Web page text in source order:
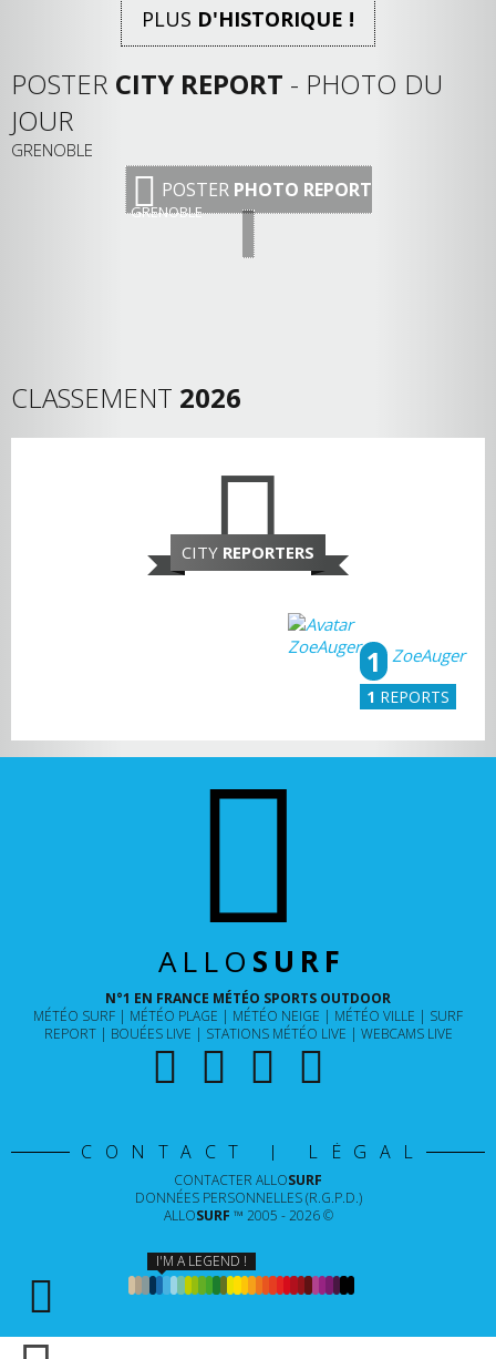
PLUS D'HISTORIQUE !
POSTER CITY REPORT - PHOTO DU
JOUR
GRENOBLE
POSTER PHOTO REPORT
GRENOBLE
CLASSEMENT 2026
CITY REPORTERS
ZoeAuger
1
1 REPORTS
ALLO SURF
N°1 EN FRANCE MÉTÉO SPORTS OUTDOOR
MÉTÉO SURF
MÉTÉO PLAGE MÉTÉO NEIGE MÉTÉO VILLE
SURF
REPORT
BOUÉES LIVE STATIONS MÉTÉO LIVE WEBCAMS LIVE
CONTACT | LÉGAL
CONTACTER ALLOSURF
DONNÉES PERSONNELLES (R.G.P.D.)
ALLOSURF ™ 2005 - 2026 ©
I'M A LEGEND !